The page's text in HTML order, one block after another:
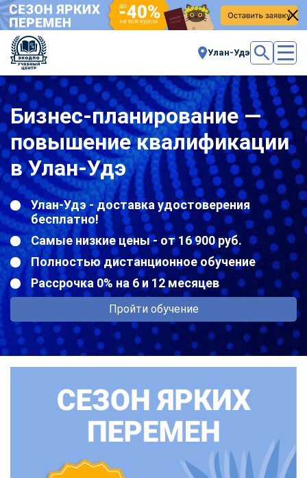
Улан-Удэ
Бизнес-планирование —
повышение квалификации
в Улан-Удэ
Улан-Удэ - доставка удостоверения
бесплатно!
Самые низкие цены - от 16 900 руб.
Полностью дистанционное обучение
Рассрочка 0% на 6 и 12 месяцев
Пройти обучение